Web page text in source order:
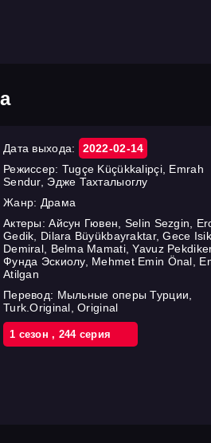
Дата выхода:
2022-02-14
Режиссер: Tugçe Küçükkalipçi, Emrah
Sendur, Эдже Тахталыоглу
Жанр: Драма
Актеры:Айсун Гювен, Selin Sezgin,
Gedik, Dilara Büyükbayraktar, Gece Isik
Demiral, Belma Mamati, Yavuz
Фунда Эскиолу, Mehmet Emin Önal,
Atilgan
Перевод: Мыльные оперы Турции,
Turk.Original, Original
1 cезон, 244 cерия